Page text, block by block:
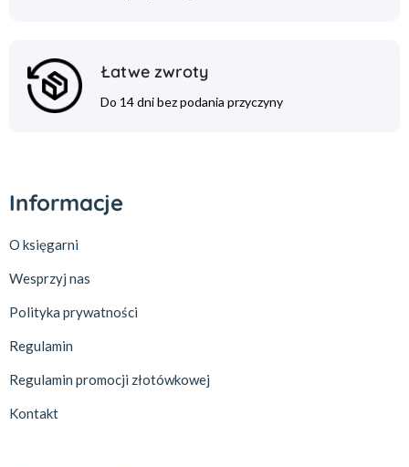
Łatwe zwroty
Do 14 dni bez podania przyczyny
Informacje
O księgarni
Wesprzyj nas
Polityka prywatności
Regulamin
Regulamin promocji złotówkowej
Kontakt